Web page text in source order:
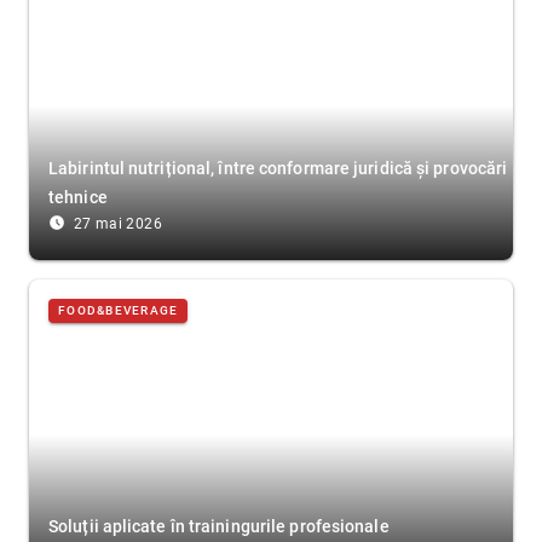
Labirintul nutrițional, între conformare juridică și provocări
tehnice
access_time_filled 27 mai 2026
FOOD&BEVERAGE
Soluții aplicate în trainingurile profesionale